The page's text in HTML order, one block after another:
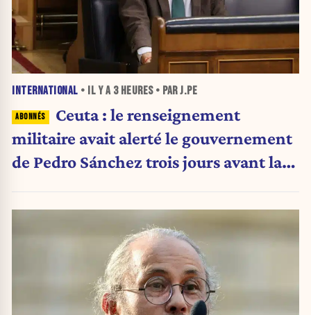
INTERNATIONAL • IL Y A 3 HEURES• PAR J.PE
Ceuta : le renseignement
militaire avait alerté le gouvernement
de Pedro Sánchez trois jours avant la